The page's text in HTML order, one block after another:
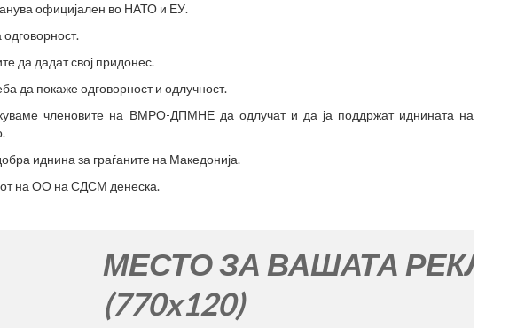
официјален во НАТО и ЕУ.
да дадат свој придонес.
да покаже одговорност и одлучност.
членовите на ВМРО-ДПМНЕ да одлучат и да ја поддржат иднината на
иднина за граѓаните на Македонија.
на ОО на СДСМ денеска.
ЗА ВАШАТА РЕКЛАМА